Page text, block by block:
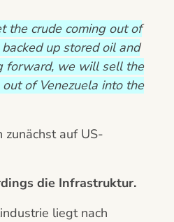
the crude coming out of
up stored oil and
forward, we will sell the
of Venezuela into the
zunächst auf US-
die Infrastruktur.
liegt nach